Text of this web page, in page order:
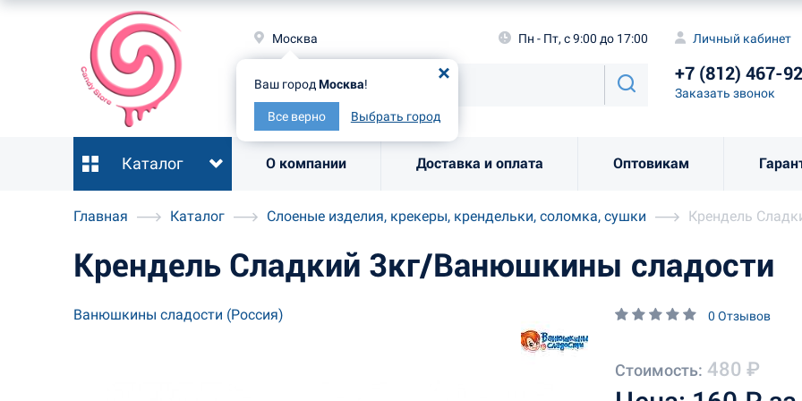
Москва
Ваш город Москва!
Все верно Выбрать город
Пн - Пт, с 9:00 до 17:00 Личный кабинет
+7 (812) 467-
Заказать звонок
Каталог О компании Доставка и оплата Оптовикам
Ваш городМосква
Все верно
Заказать
Главная Каталог Слоеные изделия, крекеры, крендельки, соломка, сушки Крендель
Крендель Сладкий 3кг/Ванюшкины сладости
Ванюшкины сладости (Россия) 0 Отзывов
Стоимость: 480 ₽